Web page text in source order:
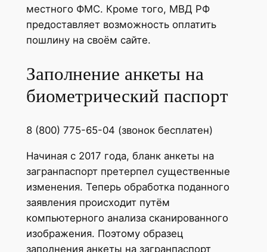
местного ФМС. Кроме того, МВД РФ
предоставляет возможность оплатить
пошлину на своём сайте.
Заполнение анкеты на
биометрический паспорт
8 (800) 775-65-04 (звонок бесплатен)
Начиная с 2017 года, бланк анкеты на
загранпаспорт претерпел существенные
изменения. Теперь обработка поданного
заявления происходит путём
компьютерного анализа сканированного
изображения. Поэтому образец
заполнения анкеты на загранпаспорт